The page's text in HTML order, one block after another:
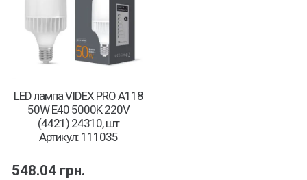
LED лампа VIDEX PRO A118
50W E40 5000K 220V
(4421) 24310, шт
Артикул: 111035
548.04 грн.